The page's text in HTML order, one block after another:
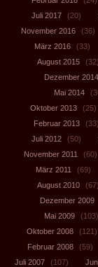
Juli 2017
(20)
November 2016
(36)
März 2016
(33)
August 2015
(32)
Dezember 2014
Mai 2014
Oktober 2013
(25)
Februar 2013
(33)
Juli 2012
(50)
November 2011
(60)
März 2011
(69)
August 2010
(67)
Dezember 2009
Mai 2009
(103)
Oktober 2008
(121)
Februar 2008
(59)
Juli 2007
(107)